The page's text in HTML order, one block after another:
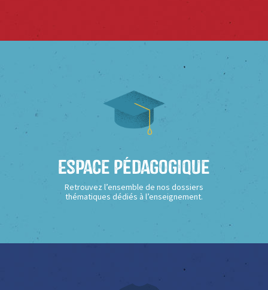
Espace Pédagogique
Retrouvez l’ensemble de nos dossiers
thématiques dédiés à l’enseignement.